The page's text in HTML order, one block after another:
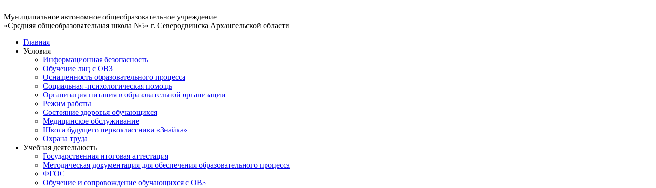
Муниципальное автономное общеобразовательное учреждение
«Средняя общеобразовательная школа №5» г. Северодвинска Архангельской области
Главная
Условия
Информационная безопасность
Обучение лиц с ОВЗ
Оснащенность образовательного процесса
Социальная -психологическая помощь
Организация питания в образовательной организации
Режим работы
Состояние здоровья обучающихся
Медицинское обслуживание
Школа будущего первоклассника «Знайка»
Охрана труда
Учебная деятельность
Государственная итоговая аттестация
Методическая документация для обеспечения образовательного процесса
ФГОС
Обучение и сопровождение обучающихся с ОВЗ